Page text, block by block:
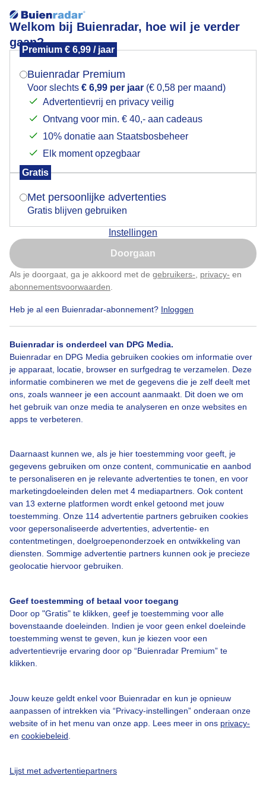
Welkom bij Buienradar, hoe wil je verder
gaan?
Premium € 6,99 / jaar
Buienradar Premium
Voor slechts € 6,99 per jaar (€ 0,58 per maand)
Advertentievrij en privacy veilig
Ontvang voor min. € 40,- aan cadeaus
10% donatie aan Staatsbosbeheer
Elk moment opzegbaar
Gratis
Met persoonlijke advertenties
Gratis blijven gebruiken
Instellingen
Doorgaan
Als je doorgaat, ga je akkoord met de gebruikers- privacy- en
abonnementsvoorwaarden
Heb je al een Buienradar-abonnement? Inloggen
Buienradar is onderdeel van DPG Media.
Buienradar en DPG Media gebruiken cookies om informatie over
je apparaat, locatie, browser en surfgedrag te verzamelen. Deze
informatie combineren we met de gegevens die je zelf deelt met
ons, zoals wanneer je een account aanmaakt. Dit doen we om
het gebruik van onze media te analyseren en onze websites en
apps te verbeteren.
Daarnaast kunnen we, als je hier toestemming voor geeft, je
gegevens gebruiken om onze content, communicatie en aanbod
te personaliseren en je relevante advertenties te tonen, en voor
marketingdoeleinden delen met 4 mediapartners. Ook content
van 13 externe platformen wordt enkel getoond met jouw
toestemming. Onze 114 advertentie partners gebruiken cookies
voor gepersonaliseerde advertenties, advertentie- en
contentmetingen, doelgroepenonderzoek en ontwikkeling van
diensten. Sommige advertentie partners kunnen ook je precieze
geolocatie hiervoor gebruiken.
Geef toestemming of betaal voor toegang
Door op "Gratis" te klikken, geef je toestemming voor alle
bovenstaande doeleinden. Indien je voor geen enkel doeleinde
toestemming wenst te geven, kun je kiezen voor een
advertentievrije ervaring door op “Buienradar Premium” te
klikken.
Jouw keuze geldt enkel voor Buienradar en kun je opnieuw
aanpassen of intrekken via “Privacy-instellingen” onderaan onze
website of in het menu van onze app. Lees meer in ons privacy-
en cookiebeleid
Lijst met advertentiepartners
Veel bewolking.
Vandaag veel bewolking met af en toe even een
zonnetje.
Bewolking Zonnetje
Bekijk slideshow
Bedrijfsgegevens
Veelgestelde vragen
Contact
Adverteren
Buienradar Team
Cookie beleid
Mogen we je locatie gebruiken voor het
Indien je hier nog geen akkoord op hebt gegeven,
verschijnt er zo een pop-up uit je browser waarin
Is goed, toon de popup
Nu niet, misschien later
Klik hierom dit aan te passen